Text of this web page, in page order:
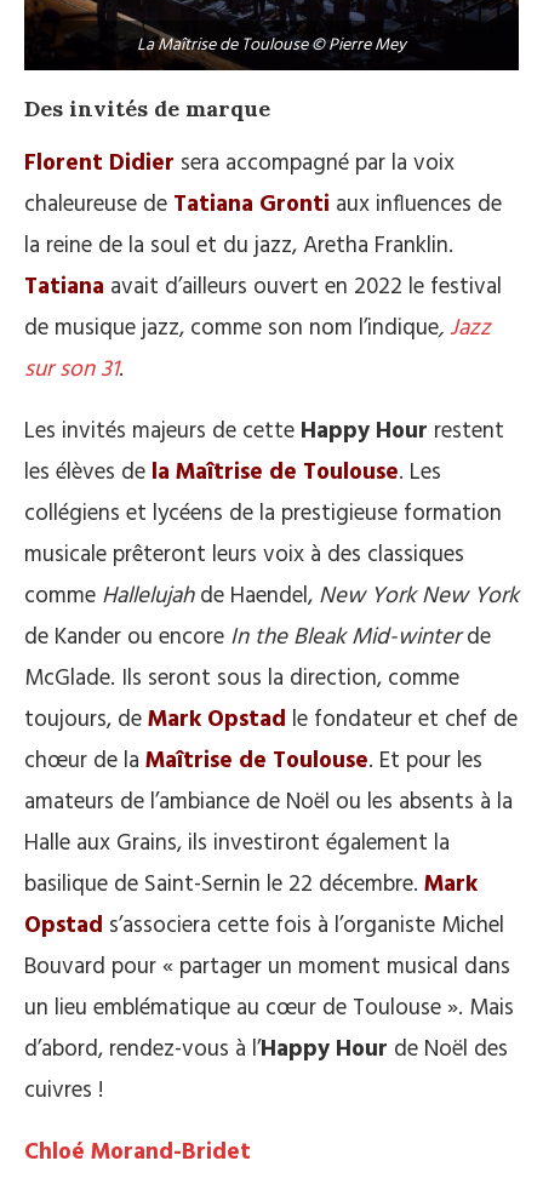
La Maîtrise de Toulouse © Pierre Mey
Des invités de marque
Florent Didier sera accompagné par la voix
chaleureuse de Tatiana Gronti aux influences de
la reine de la soul et du jazz, Aretha Franklin.
Tatiana avait d’ailleurs ouvert en 2022 le festival
de musique jazz, comme son nom l’indique,Jazz
sur son 31.
Les invités majeurs de cette Happy Hour restent
les élèves de la Maîtrise de Toulouse. Les
collégiens et lycéens de la prestigieuse formation
musicale prêteront leurs voix à des classiques
comme Hallelujahde Haendel, New York New York
de Kander ou encore In the Bleak Mid-winterde
McGlade. Ils seront sous la direction, comme
toujours, deMark Opstad le fondateur et chef de
chœur de la Maîtrise de Toulouse. Et pour les
amateurs de l’ambiance de Noël ou les absents à la
Halle aux Grains, ils investiront également la
basilique de Saint-Sernin le 22 décembre. Mark
Opstad s’associera cette fois à l’organiste Michel
Bouvard pour « partager un moment musical dans
un lieu emblématique au cœur de Toulouse ». Mais
d’abord, rendez-vous à l’Happy Hour de Noël des
cuivres !
Chloé Morand-Bridet